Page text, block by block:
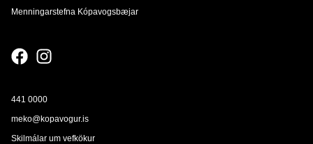
Menningarstefna Kópavogsbæjar
441 0000
meko@kopavogur.is
Skilmálar um vefkökur